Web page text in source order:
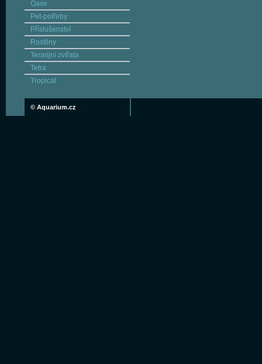
Oase
Pet-potřeby
Příslušenství
Rostliny
Terarijní zvířata
Tetra
Tropical
© Aquarium.cz